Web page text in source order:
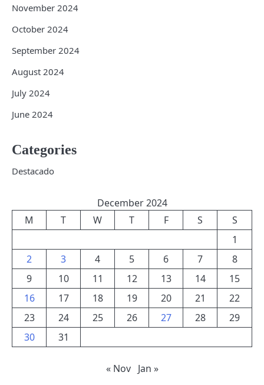
November 2024
October 2024
September 2024
August 2024
July 2024
June 2024
Categories
Destacado
December 2024
M
T W T F S
S
1
2
3 4 5 6 7
8
9
10 11 12 13 14
15
16
17 18 19 20 21
22
23
24 25 26 27 28
29
30
31
« Nov Jan »